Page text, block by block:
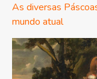
As diversas
mundo atual